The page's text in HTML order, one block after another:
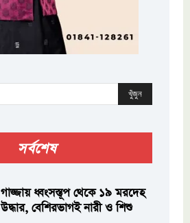
খুঁজুন
সর্বশেষ
গাজ্জায় ধ্বংসস্তূপ থেকে ১৯ মরদেহ
উদ্ধার, বেশিরভাগই নারী ও শিশু